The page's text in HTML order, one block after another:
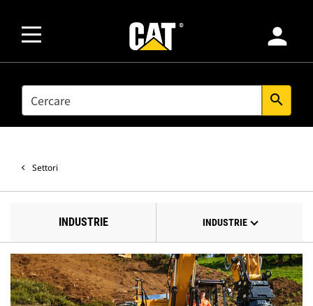
person
SEARCH search
Settori
INDUSTRIE INDUSTRIE